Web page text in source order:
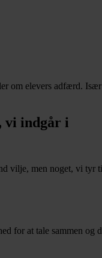
om elevers adfærd.
vi indgår i
vilje, men noget, vi tyr
for at tale sammen og